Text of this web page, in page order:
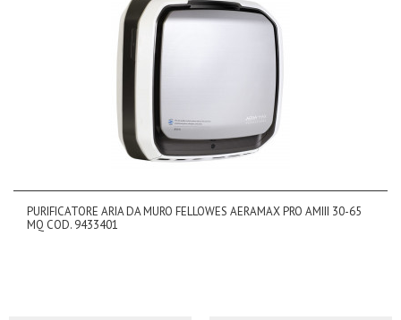
PURIFICATORE ARIA DA MURO FELLOWES AERAMAX PRO AMIII 30-65
MQ COD. 9433401